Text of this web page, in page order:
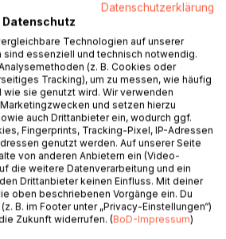
Liebe sei die höchste Form
das stimmen sollte, dann sollte
im Leben geben, als diese
zu lernen. Die Qualität unseres
Grundlektion ab. Wenn wir diese
werden wir ewig Bedürftige,
Menschen sein! Das Gute: Wir
Liebe nicht neu zu lernen, als kleine
nichts anderes als bedingungslos zu
Seele noch kein verletztes
Bedingungen stellte. Im
gibt es immer noch die kindlich
nach dieser bedingungslosen Liebe.
Datenschutzerklärung
Technologien auf unserer
sind essenziell und technisch notwendig.
(z. B. Cookies oder
Tracking), um zu messen, wie häufig
sie genutzt wird. Wir verwenden
und setzen hierzu
auch Drittanbieter ein, wodurch ggf.
Fingerprints, Tracking-Pixel, IP-Adressen
genutzt werden. Auf unserer Seite
von anderen Anbietern ein (Video-
die weitere Datenverarbeitung und ein
Drittanbieter keinen Einfluss. Mit deiner
oben beschriebenen Vorgänge ein. Du
B. im Footer unter „Privacy-Einstellungen“)
Zukunft widerrufen. (BoD-Impressum)